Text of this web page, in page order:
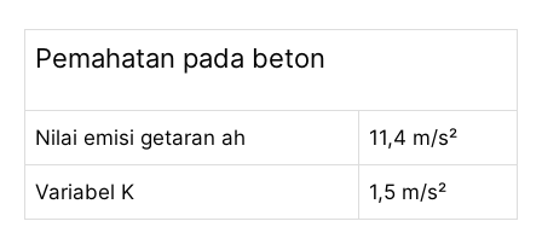
Pemahatan pada beton
Nilai emisi getaran ah 11,4 m/s²
Variabel K 1,5 m/s²